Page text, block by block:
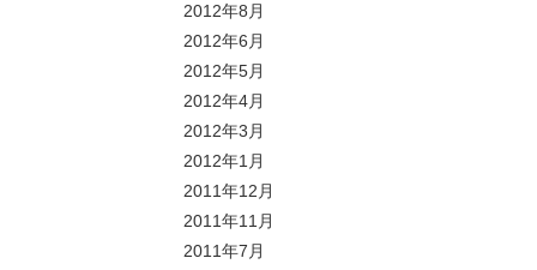
2012年8月
2012年6月
2012年5月
2012年4月
2012年3月
2012年1月
2011年12月
2011年11月
2011年7月